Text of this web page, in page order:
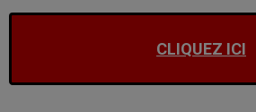
CLIQUEZ ICI